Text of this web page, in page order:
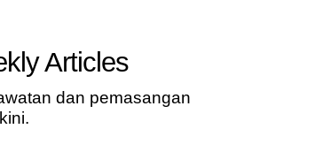
Articles
dan pemasangan